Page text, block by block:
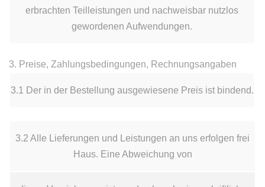
erbrachten Teilleistungen und nachweisbar nutzlos
gewordenen Aufwendungen.
3. Preise, Zahlungsbedingungen, Rechnungsangaben
3.1 Der in der Bestellung ausgewiesene Preis ist bindend.
3.2 Alle Lieferungen und Leistungen an uns erfolgen frei
Haus. Eine Abweichung von